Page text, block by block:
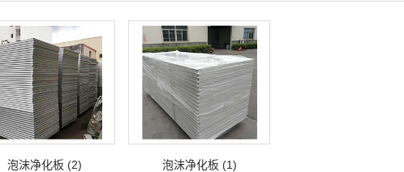
泡沫净化板 (2) 泡沫净化板 (1)